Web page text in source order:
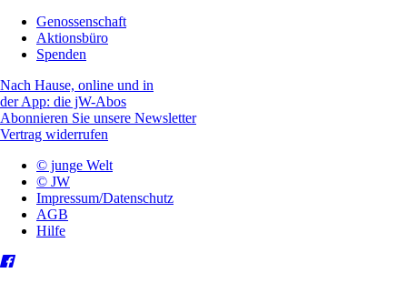
Genossenschaft
Aktionsbüro
Spenden
Nach Hause, online und in
der App: die jW-Abos
Abonnieren Sie unsere Newsletter
Vertrag widerrufen
© junge Welt
© JW
Impressum/Datenschutz
AGB
Hilfe